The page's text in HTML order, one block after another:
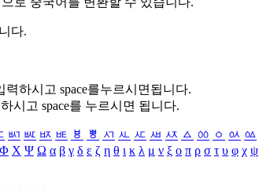
다.
력하시고 space를누르시면됩니다.
시고 space를 누르시면 됩니다.
ㅴ ㅵ ㅶ ㅷ ㅸ ㅹ ㅺ ㅻ ㅼ ㅽ ㅾ ㅿ ㆀ ㆁ ㆂ ㆃ
Φ Χ Ψ Ω α β γ δ ε ζ η θ ι κ λ μ ν ξ ο π ρ σ τ υ φ χ ψ